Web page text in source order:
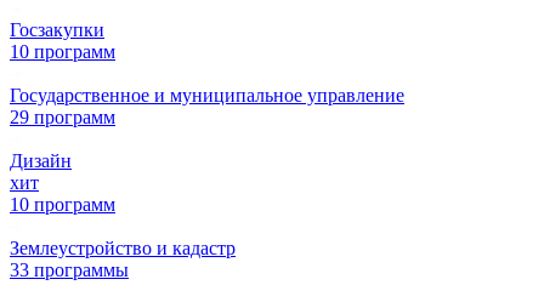
Госзакупки
10 программ
Государственное и муниципальное управление
29 программ
Дизайн
хит
10 программ
Землеустройство и кадастр
33 программы